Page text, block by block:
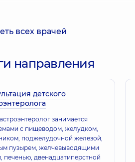
всех врачей
направления
детского
занимается
с пищеводом, желудком,
поджелудочной железой,
пузырем, желчевыводящими
печенью, двенадцатиперстной